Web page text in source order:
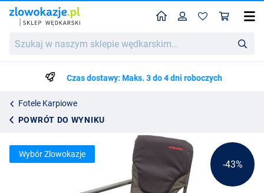
w
wędkarskim...
HomeProfil
Czas dostawy: Maks. 3 do 4 dni roboczych
Fotele Karpiowe
POWRÓT DO WYNIKU
Ultimate COM4 Recliner Comfort Chair Green
426.99
246.59
-43%
Wybór Zlowokazje